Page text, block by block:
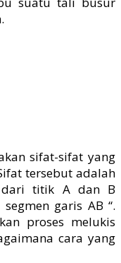
sifat-sifat yang
tersebut adalah
dari titik A dan B
garis AB “.
proses melukis
cara yang